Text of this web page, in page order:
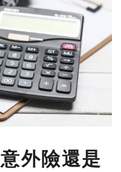
外險還是